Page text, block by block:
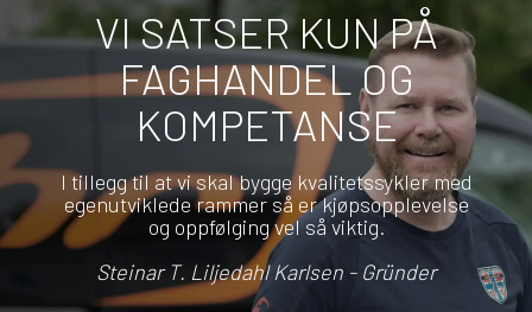
VI SATSER KUN PÅ
FAGHANDEL OG
KOMPETANSE
I tillegg til at vi skal bygge kvalitetssykler med
egenutviklede rammer så er kjøpsopplevelse
og oppfølging vel så viktig.
Steinar T. Liljedahl Karlsen - Gründer